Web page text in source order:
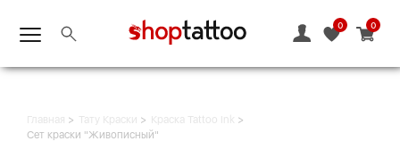
0
0
Главная Тату Краски
Краска Tattoo Ink
Сет краски "Живописный"